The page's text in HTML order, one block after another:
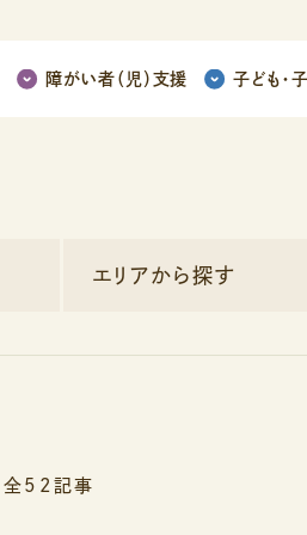
障がい者（児）支援 子ども ・
エリアから探す
全52記事